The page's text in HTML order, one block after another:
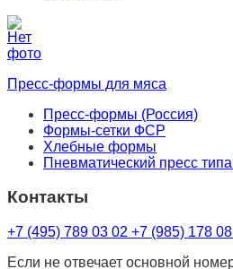
Пресс-формы для мяса
Пресс-формы (Россия)
Формы-сетки ФСР
Хлебные формы
Пневматический пресс
Контакты
+7 (495) 789 03 02 +7 (985) 178
Если не отвечает основной